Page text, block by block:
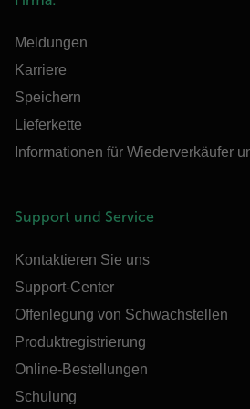
Meldungen
Karriere
Speichern
Lieferkette
Informationen für Wiederverkäufer
Support und Service
Kontaktieren Sie uns
Support-Center
Offenlegung von Schwachstellen
Produktregistrierung
Online-Bestellungen
Schulung